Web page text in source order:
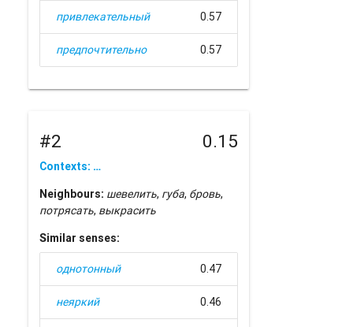
привлекательный 0.57
предпочтительно 0.57
#2 0.15
Contexts: …
Neighbours: шевелить, губа, бровь,
потрясать, выкрасить
Similar senses:
однотонный 0.47
неяркий 0.46